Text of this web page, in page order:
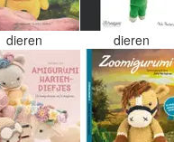
dieren dieren